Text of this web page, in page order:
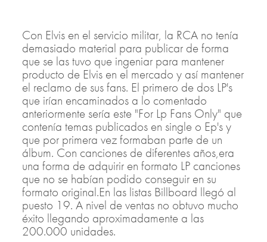
Con Elvis en el servicio militar, la RCA no tenía
demasiado material para publicar de forma
que se las tuvo que ingeniar para mantener
producto de Elvis en el mercado y así mantener
el reclamo de sus fans. El primero de dos LP's
que irían encaminados a lo comentado
anteriormente sería este "For Lp Fans Only" que
contenía temas publicados en single o Ep's y
que por primera vez formaban parte de un
álbum. Con canciones de diferentes años,era
una forma de adquirir en formato LP canciones
que no se habían podido conseguir en su
formato original.En las listas Billboard llegó al
puesto 19. A nivel de ventas no obtuvo mucho
éxito llegando aproximadamente a las
200.000 unidades.